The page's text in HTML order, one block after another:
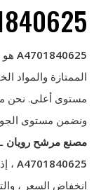
A4701840625 هو
الممتازة والمواد
مستوى أعلى. نحن
ونضمن مستوى
مصنع مرشح رويان ONFiL
A4701840625 ،
انخفاض السعر ،